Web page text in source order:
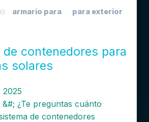
armario para para exterior
de contenedores para
solares
2025
&#; ¿Te preguntas cuánto
de contenedores